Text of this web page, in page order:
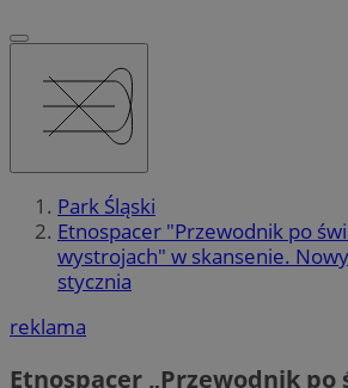
Park Śląski
Etnospacer "Przewodnik po
wystrojach" w skansenie.
stycznia
reklama
Etnospacer „Przewodnik po